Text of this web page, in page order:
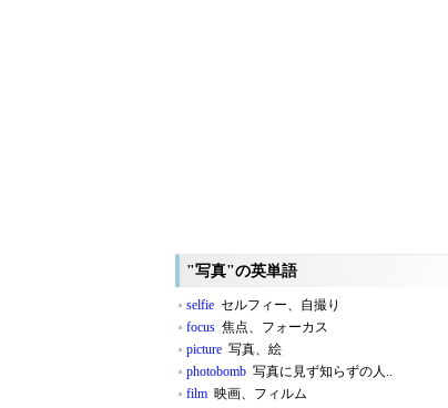
"写真"の英単語
selfie セルフィー、自撮り
focus 焦点、フォーカス
picture 写真、絵
photobomb 写真に見ず知らずの人..
film 映画、フィルム